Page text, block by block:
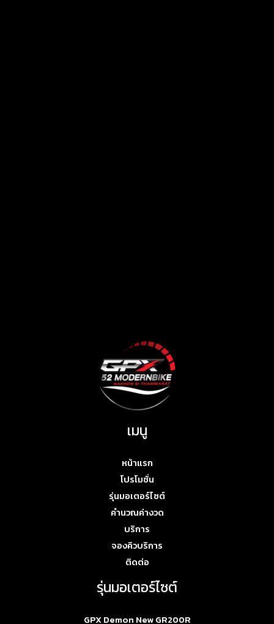
เมนู
หน้าแรก
โปรโมชั่น
รุ่นมอเตอร์ไซต์
คำนวณค่างวด
บริการ
จองคิวบริการ
ติดต่อ
รุ่นมอเตอร์ไซต์
GPX Demon New GR200R